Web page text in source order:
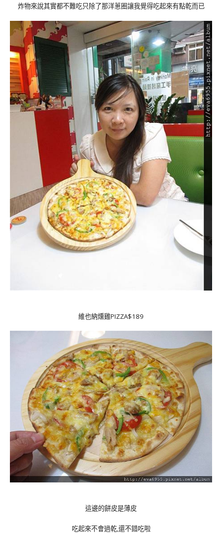
炸物來說其實都不難吃只除了那洋蔥圈讓我覺得吃起來有點乾而已
維也納燻雞PIZZA$189
這邊的餅皮是薄皮
吃起來不會過乾,還不錯吃啦